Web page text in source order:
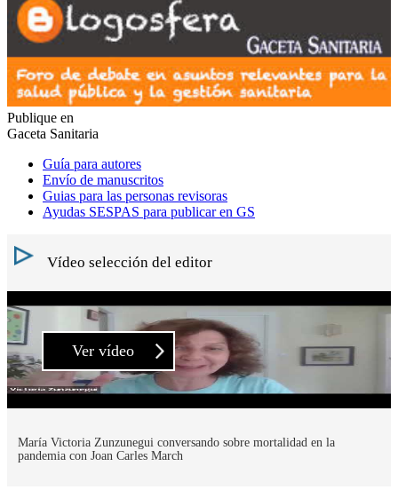
Publique en
Gaceta Sanitaria
Guía para autores
Envío de manuscritos
Guias para las personas revisoras
Ayudas SESPAS para publicar en GS
Vídeo selección del editor
Ver vídeo
María Victoria Zunzunegui conversando sobre mortalidad en la
pandemia con Joan Carles March